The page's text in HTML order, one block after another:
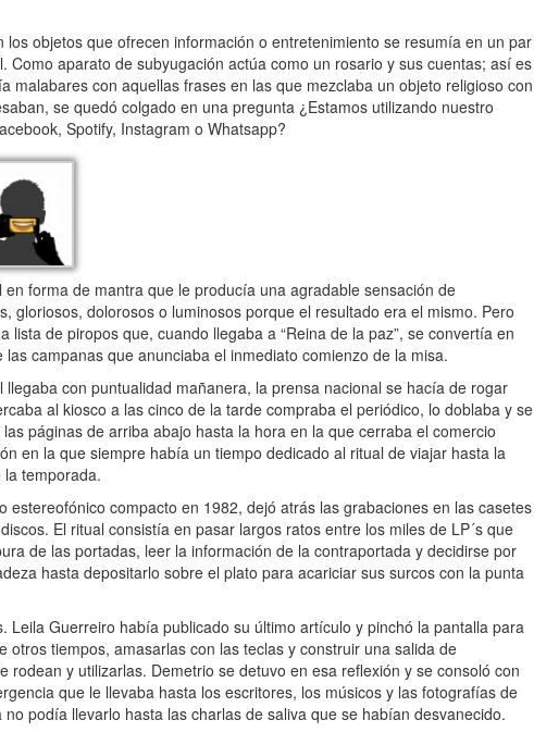
objetos que ofrecen información o entretenimiento se resumía en un par
aparato de subyugación actúa como un rosario y sus cuentas; así es
con aquellas frases en las que mezclaba un objeto religioso con
se quedó colgado en una pregunta ¿Estamos utilizando nuestro
Spotify, Instagram o Whatsapp?
forma de mantra que le producía una agradable sensación de
gloriosos, dolorosos o luminosos porque el resultado era el mismo. Pero
de piropos que, cuando llegaba a “Reina de la paz”, se convertía en
campanas que anunciaba el inmediato comienzo de la misa.
con puntualidad mañanera, la prensa nacional se hacía de rogar
al kiosco a las cinco de la tarde compraba el periódico, lo doblaba y se
páginas de arriba abajo hasta la hora en la que cerraba el comercio
en la que siempre había un tiempo dedicado al ritual de viajar hasta la
temporada.
compacto en 1982, dejó atrás las grabaciones en las casetes
El ritual consistía en pasar largos ratos entre los miles de LP´s que
de las portadas, leer la información de la contraportada y decidirse por
hasta depositarlo sobre el plato para acariciar sus surcos con la punta
Guerreiro había publicado su último artículo y pinchó la pantalla para
tiempos, amasarlas con las teclas y construir una salida de
y utilizarlas. Demetrio se detuvo en esa reflexión y se consoló con
que le llevaba hasta los escritores, los músicos y las fotografías de
podía llevarlo hasta las charlas de saliva que se habían desvanecido.